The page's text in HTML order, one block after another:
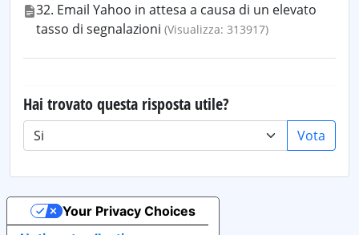
32. Email Yahoo in attesa a causa di un elevato
tasso di segnalazioni (Visualizza: 313917)
Hai trovato questa risposta utile?
Vota
Your Privacy Choices